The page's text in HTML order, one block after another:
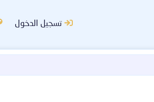
تسجيل الدخول